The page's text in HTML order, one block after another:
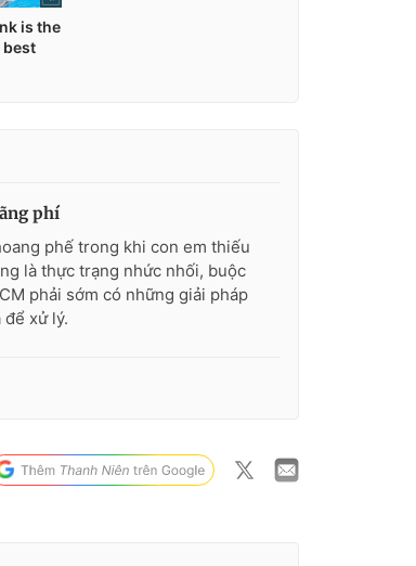
phí
phế trong khi con em thiếu
là thực trạng nhức nhối, buộc
phải sớm có những giải pháp
xử lý.